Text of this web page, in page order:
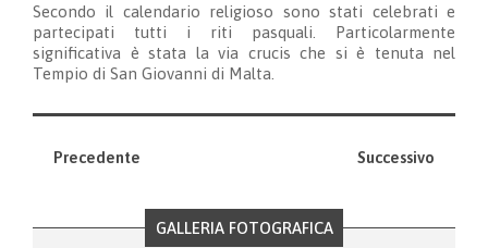
Secondo il calendario religioso sono stati celebrati e
partecipati tutti i riti pasquali. Particolarmente
significativa è stata la via crucis che si è tenuta nel
Tempio di San Giovanni di Malta.
Precedente Successivo
GALLERIA FOTOGRAFICA